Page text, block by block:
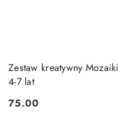
Zestaw kreatywny
4-7 lat
Cena:
75.00